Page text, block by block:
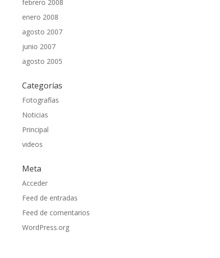
febrero 2008
enero 2008
agosto 2007
junio 2007
agosto 2005
Categorías
Fotografías
Noticias
Principal
videos
Meta
Acceder
Feed de entradas
Feed de comentarios
WordPress.org